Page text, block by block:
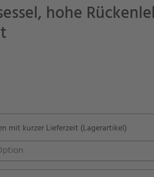
hohe
mit kurzer Lieferzeit (Lagerartikel)